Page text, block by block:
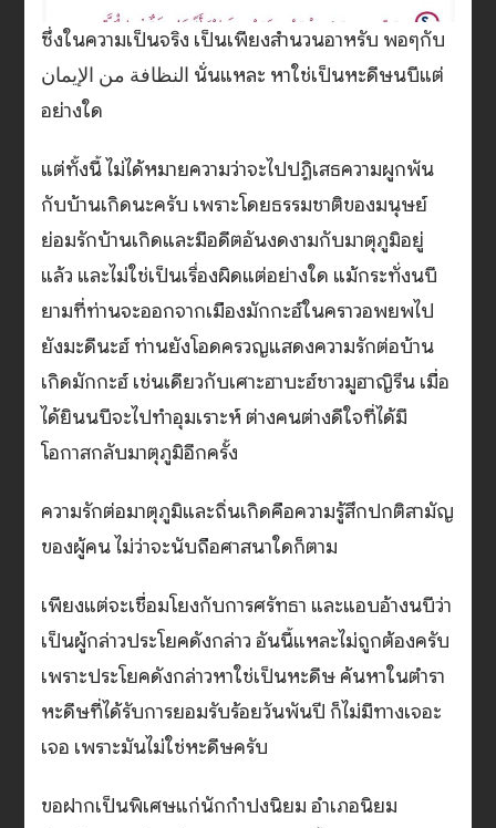
ซึ่งในความเป็นจริง เป็นเพียงสำนวนอาหรับ พอๆกับ
النظافة من الإيمان นั่นแหละ หาใช่เป็นหะดีษนบีแต่
อย่างใด
แต่ทั้งนี้ ไม่ได้หมายความว่าจะไปปฏิเสธความผูกพัน
กับบ้านเกิดนะครับ เพราะโดยธรรมชาติของมนุษย์
ย่อมรักบ้านเกิดและมีอดีตอันงดงามกับมาตุภูมิอยู่
แล้ว และไม่ใช่เป็นเรื่องผิดแต่อย่างใด แม้กระทั่งนบี
ยามที่ท่านจะออกจากเมืองมักกะฮ์ในคราวอพยพไป
ยังมะดีนะฮ์ ท่านยังโอดครวญแสดงความรักต่อบ้าน
เกิดมักกะฮ์ เช่นเดียวกับเศาะฮาบะฮ์ชาวมูฮาญิรีน เมื่อ
ได้ยินนบีจะไปทำอุมเราะห์ ต่างคนต่างดีใจที่ได้มี
โอกาสกลับมาตุภูมิอีกครั้ง
ความรักต่อมาตุภูมิและถิ่นเกิดคือความรู้สึกปกติสามัญ
ของผู้คน ไม่ว่าจะนับถือศาสนาใดก็ตาม
เพียงแต่จะเชื่อมโยงกับการศรัทธา และแอบอ้างนบีว่า
เป็นผู้กล่าวประโยคดังกล่าว อันนี้แหละไม่ถูกต้องครับ
เพราะประโยคดังกล่าวหาใช่เป็นหะดีษ ค้นหาในตำรา
หะดีษที่ได้รับการยอมรับร้อยวันพันปี ก็ไม่มีทางเจอะ
เจอ เพราะมันไม่ใช่หะดีษครับ
ขอฝากเป็นพิเศษแก่นักกำปงนิยม อำเภอนิยม